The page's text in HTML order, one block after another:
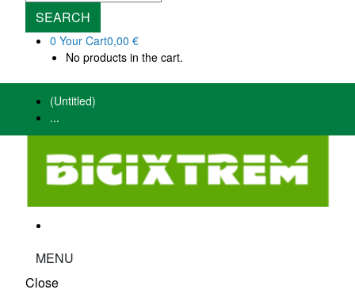
SEARCH
0 Your Cart0,00 €
No products in the cart.
(Untitled)
...
MENU
Close